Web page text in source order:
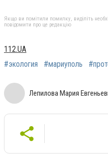
Якщо ви помітили помилку, виділіть
повідомити про це редакцію
112.UA
#экология
#мариуполь
Лепилова Мария